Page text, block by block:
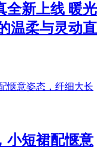
全新上线 暖光
温柔与灵动直
小短裙配惬意